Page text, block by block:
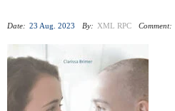
Date: 23 Aug. 2023 By: XML RPC Comment: